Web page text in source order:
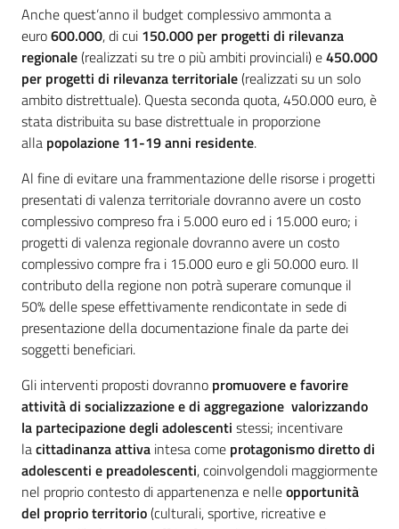
Anche quest’anno il budget complessivo ammonta a
euro600.000, di cui 150.000 per progetti di rilevanza
regionale(realizzati su tre o più ambiti provinciali) e450.000
per progetti di rilevanza territoriale(realizzati su un solo
ambito distrettuale). Questa seconda quota, 450.000 euro, è
stata distribuita su base distrettuale in proporzione
alla popolazione 11-19 anni residente.
Al fine di evitare una frammentazione delle risorse i progetti
presentati di valenza territoriale dovranno avere un costo
complessivo compreso fra i 5.000 euro ed i 15.000 euro; i
progetti di valenza regionale dovranno avere un costo
complessivo compre fra i 15.000 euro e gli 50.000 euro. Il
contributo della regione non potrà superare comunque il
50% delle spese effettivamente rendicontate in sede di
presentazione della documentazione finale da parte dei
soggetti beneficiari.
Gli interventi proposti dovranno promuovere e favorire
attività di socializzazione e di aggregazione valorizzando
la partecipazione degli adolescenti stessi; incentivare
lacittadinanza attiva intesa come protagonismo diretto di
adolescenti e preadolescenti, coinvolgendoli maggiormente
nel proprio contesto di appartenenza e nelleopportunità
del proprio territorio(culturali, sportive, ricreative e